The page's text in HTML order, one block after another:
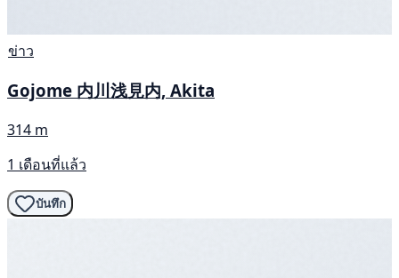
ข่าว
Gojome 内川浅見内, Akita
314 m
1 เดือนที่แล้ว
บันทึก